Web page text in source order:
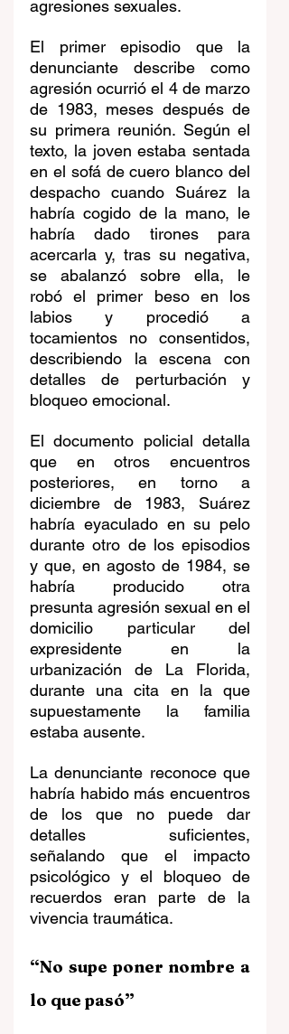
agresiones sexuales.
El primer episodio que la
denunciante describe como
agresión ocurrió el 4 de marzo
de 1983, meses después de
su primera reunión. Según el
texto, la joven estaba sentada
en el sofá de cuero blanco del
despacho cuando Suárez la
habría cogido de la mano, le
habría dado tirones para
acercarla y, tras su negativa,
se abalanzó sobre ella, le
robó el primer beso en los
labios y procedió a
tocamientos no consentidos,
describiendo la escena con
detalles de perturbación y
bloqueo emocional.
El documento policial detalla
que en otros encuentros
posteriores, en torno a
diciembre de 1983, Suárez
habría eyaculado en su pelo
durante otro de los episodios
y que, en agosto de 1984, se
habría producido otra
presunta agresión sexual en el
domicilio particular del
expresidente en la
urbanización de La Florida,
durante una cita en la que
supuestamente la familia
estaba ausente.
La denunciante reconoce que
habría habido más encuentros
de los que no puede dar
detalles suficientes,
señalando que el impacto
psicológico y el bloqueo de
recuerdos eran parte de la
vivencia traumática.
“No supe poner nombre a
lo que pasó”